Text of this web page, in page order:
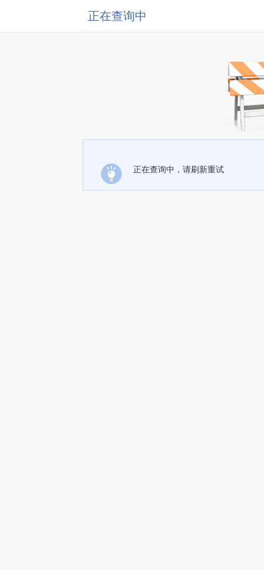
正在查询中
正在查询中，请刷新重试